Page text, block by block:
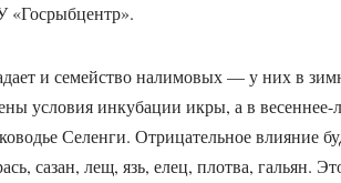
и семейство налимовых — у них в
условия инкубации икры, а в
Селенги. Отрицательное влияние
сазан, лещ, язь, елец, плотва, гальян.